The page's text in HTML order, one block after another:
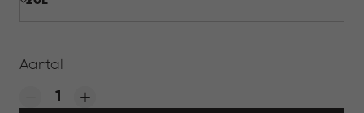
Aantal
Quantity: